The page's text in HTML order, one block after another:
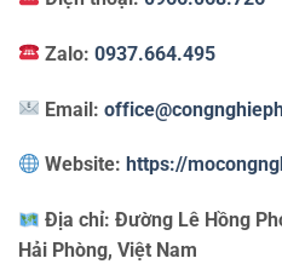
Zalo:0937.664.495
Email:
Website: https://
Địa chỉ:Đường Lê Hồng
Hải Phòng, Việt Nam